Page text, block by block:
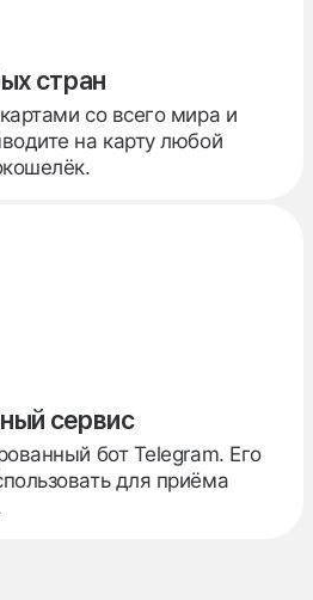
стран
со всего мира и
на карту любой
сервис
бот Telegram. Его
для приёма